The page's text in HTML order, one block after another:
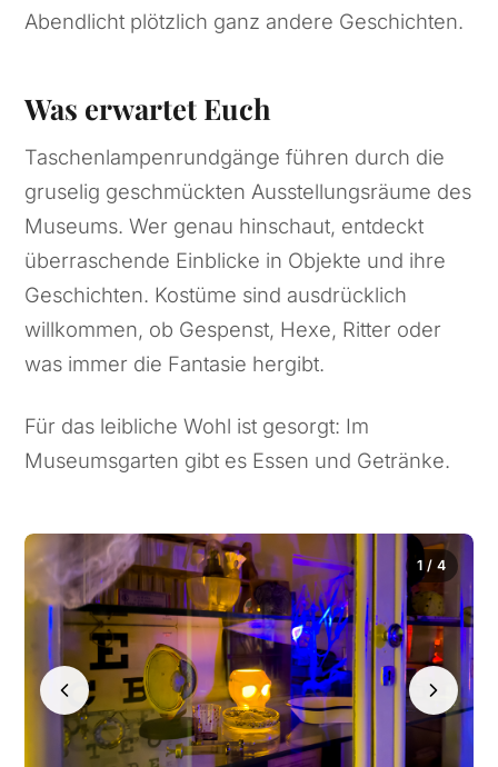
Abendlicht plötzlich ganz andere Geschichten.
Was erwartet Euch
Taschenlampenrundgänge führen durch die
gruselig geschmückten Ausstellungsräume des
Museums. Wer genau hinschaut, entdeckt
überraschende Einblicke in Objekte und ihre
Geschichten. Kostüme sind ausdrücklich
willkommen, ob Gespenst, Hexe, Ritter oder
was immer die Fantasie hergibt.
Für das leibliche Wohl ist gesorgt: Im
Museumsgarten gibt es Essen und Getränke.
1 / 4